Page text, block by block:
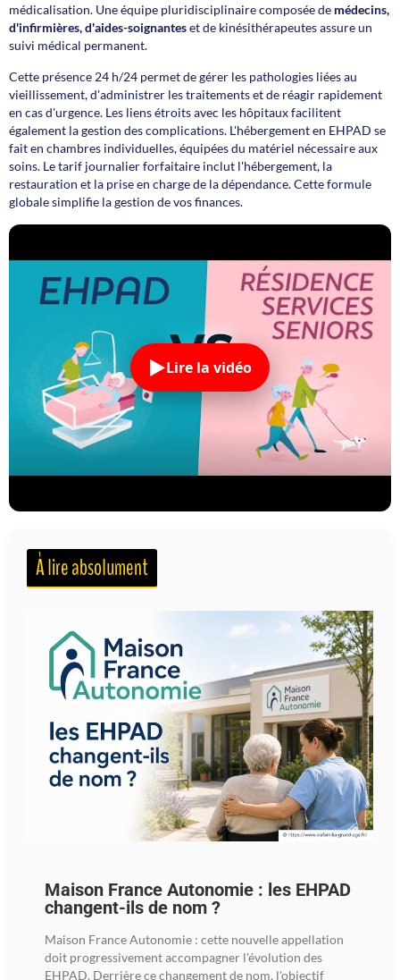
médicalisation. Une équipe pluridisciplinaire composée de médecins,
d'infirmières, d'aides-soignanteset de kinésithérapeutes assure un
suivi médical permanent.
Cette présence 24 h/24 permet de gérer les pathologies liées au
vieillissement, d'administrer les traitements et de réagir rapidement
en cas d'urgence. Les liens étroits avec les hôpitaux facilitent
également la gestion des complications. L'hébergement en EHPAD se
fait en chambres individuelles, équipées du matériel nécessaire aux
soins. Le tarif journalier forfaitaire inclut l'hébergement, la
restauration et la prise en charge de la dépendance. Cette formule
globale simplifie la gestion de vos finances.
Lire la vidéo
À lire absolument
Maison France Autonomie : les EHPAD
changent-ils de nom ?
Maison France Autonomie : cette nouvelle appellation
doit progressivement accompagner l'évolution des
EHPAD. Derrière ce changement de nom, l'objectif